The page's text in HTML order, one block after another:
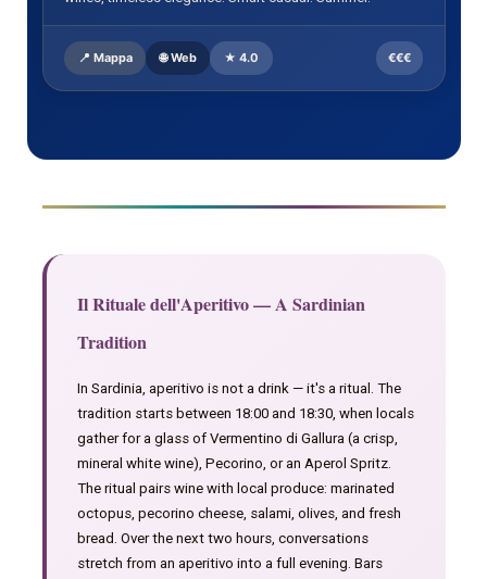
📍 Mappa 🌐 Web ★ 4.0 €€€
Il Rituale dell'Aperitivo — A Sardinian
Tradition
In Sardinia, aperitivo is not a drink — it's a ritual. The
tradition starts between 18:00 and 18:30, when locals
gather for a glass of Vermentino di Gallura (a crisp,
mineral white wine), Pecorino, or an Aperol Spritz.
The ritual pairs wine with local produce: marinated
octopus, pecorino cheese, salami, olives, and fresh
bread. Over the next two hours, conversations
stretch from an aperitivo into a full evening. Bars